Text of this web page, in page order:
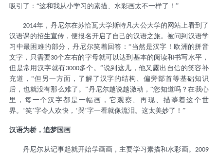
吸引了：“这和我从小学习的素描、水彩画太不一样了！”
2014年，丹尼尔在苏恰瓦大学斯特凡大公大学的网站上看到了
汉语课的招生宣传，便报名开启了自己的汉语之旅。被问到汉语学
习中最困难的部分，丹尼尔笑着回答：“当然是汉字！欧洲的拼音
文字，只需要30个左右的字母就可以达到基本的阅读和书写水平，
但是常用汉字就有3000多个。”说到这儿，他又露出自信的笑容补
充道，“但另一方面，了解了汉字的结构、偏旁部首等基础知识
后，也就没有那么难了。”丹尼尔越说越激动，“您知道吗？在我心
里，每一个汉字都是一幅画，它观察、再现、描摹着这个世
界。‘笑’字令人欢快，‘哭’字一看就像流泪。这太美妙了！”
汉语为桥，追梦国画
丹尼尔从记事起就开始学画画，主要学习素描和水彩画。 2009